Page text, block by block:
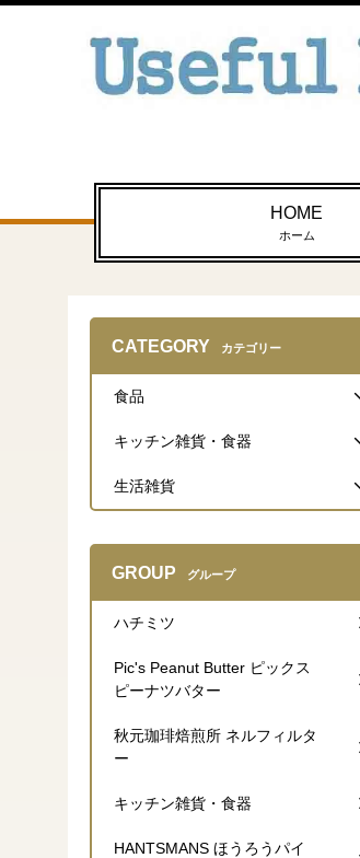
HOME
ホーム
CATEGORY カテゴリー
食品
キッチン雑貨・食器
生活雑貨
GROUP グループ
ハチミツ
Pic's Peanut Butter ピックス
ピーナツバター
秋元珈琲焙煎所 ネルフィルタ
ー
キッチン雑貨・食器
HANTSMANS ほうろうパイ